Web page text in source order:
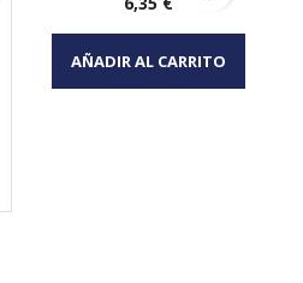
Vista rápida
AÑADIR AL CARRITO